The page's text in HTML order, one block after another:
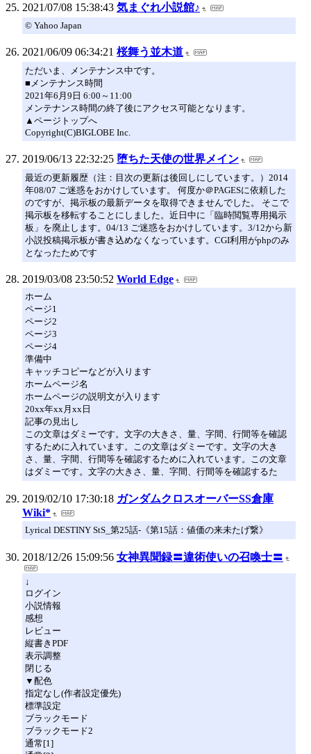
2021/07/08 15:38:43 気まぐれ小説館♪
© Yahoo Japan
2021/06/09 06:34:21 桜舞う並木道
ただいま、メンテナンス中です。
■メンテナンス時間
2021年6月9日 6:00～11:00
メンテナンス時間の終了後にアクセス可能となります。
▲ページトップへ
Copyright(C)BIGLOBE Inc.
2019/06/13 22:32:25 堕ちた天使の世界メイン
最近の更新履歴（注：目次の更新は後回しにしています。）2014
年08/07 ご迷惑をおかけしています。 何度か＠PAGESに依頼した
のですが、掲示板の最新データを取得できませんでした。 そこで
掲示板を移転することにしました。近日中に「臨時閲覧専用掲示
板」を廃止します。04/13 ご迷惑をおかけしています。3/12から新
小説投稿掲示板が書き込めなくなっています。CGI利用がphpのみ
となったためです
2019/03/08 23:50:52 World Edge
ホーム
ページ1
ページ2
ページ3
ページ4
準備中
キャッチコピーなどが入ります
ホームページ名
ホームページの説明文が入ります
20xx年xx月xx日
記事の見出し
この文章はダミーです。文字の大きさ、量、字間、行間等を確認
するために入れています。この文章はダミーです。文字の大き
さ、量、字間、行間等を確認するために入れています。この文章
はダミーです。文字の大きさ、量、字間、行間等を確認するた
2019/02/10 17:30:18 ガンダムクロスオーバーSS倉庫
Wiki*
Lyrical DESTINY StS_第25話-《第15話：値価の来未たげ繋》
2018/12/26 15:09:56 女神異聞録〓違術使いの召喚士〓
↓
ログイン
小説情報
感想
レビュー
縦書きPDF
表示調整
閉じる
▼配色
指定なし(作者設定優先)
標準設定
ブラックモード
ブラックモード2
通常[1]